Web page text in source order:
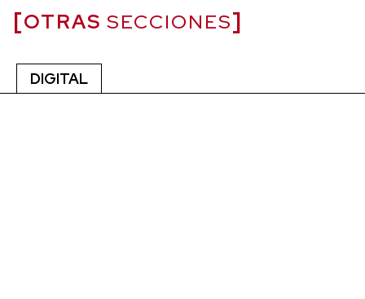
OTRAS SECCIONES
DIGITAL